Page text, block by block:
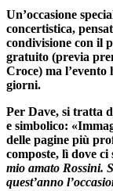
Un’occasione
concertistica,
condivisione con il
gratuito (previa
Croce) ma
giorni.
Per Dave, si tratta
e simbolico:
delle pagine più
composte, lì dove ci
mio amato Rossini.
quest’anno